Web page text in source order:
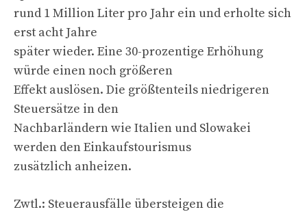
rund 1 Million Liter pro Jahr ein und erholte sich
erst acht Jahre
später wieder. Eine 30-prozentige Erhöhung
würde einen noch größeren
Effekt auslösen. Die größtenteils niedrigeren
Steuersätze in den
Nachbarländern wie Italien und Slowakei
werden den Einkaufstourismus
zusätzlich anheizen.
Zwtl.: Steuerausfälle übersteigen die